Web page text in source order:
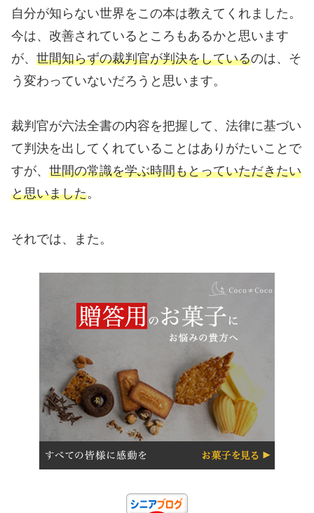
自分が知らない世界をこの本は教えてくれました。
今は、改善されているところもあるかと思います
が、 世間知らずの裁判官が判決をしているのは、そ
う変わっていないだろうと思います。
裁判官が六法全書の内容を把握して、法律に基づい
て判決を出してくれていることはありがたいことで
すが、 世間の常識を学ぶ時間もとっていただきたい
と思いました。
それでは、また。